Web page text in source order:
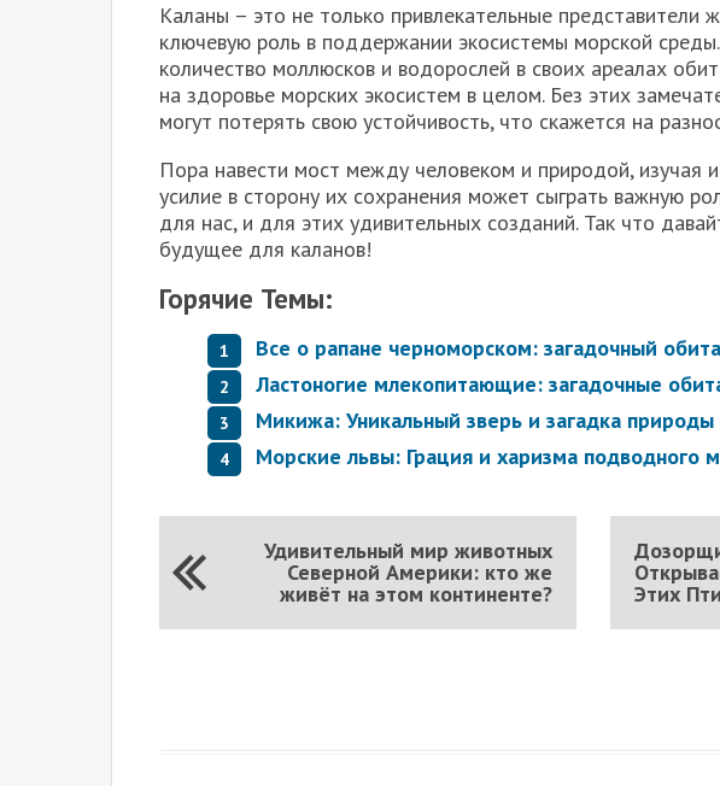
Каланы – это не только привлекательные представители
ключевую роль в поддержании экосистемы морской
количество моллюсков и водорослей в своих ареалах
на здоровье морских экосистем в целом. Без этих
могут потерять свою устойчивость, что скажется на
Пора навести мост между человеком и природой, изучая
усилие в сторону их сохранения может сыграть важную
для нас, и для этих удивительных созданий. Так что
будущее для каланов!
Горячие Темы:
Все о рапане черноморском: загадочный
Ластоногие млекопитающие: загадочные
Микижа: Уникальный зверь и загадка природы
Морские львы: Грация и харизма подводного
Этих
Удивительный мир животных
Северной Америки: кто же
живёт на этом континенте?